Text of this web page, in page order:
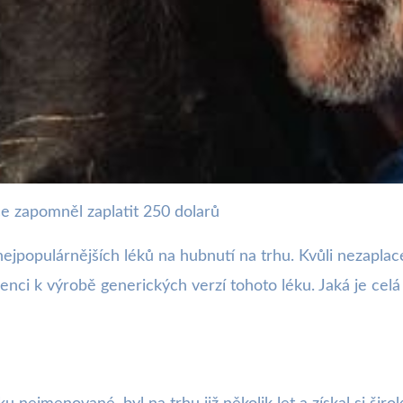
patent kvůli
zapomněl zaplatit 250 dolarů
léků na hubnutí na trhu. Kvůli
k výrobě generických verzí tohoto léku. Jaká je